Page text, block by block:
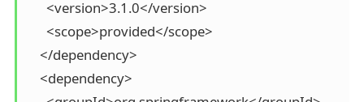
      <version>3.1.0</version>
      <scope>provided</scope>
    </dependency>
    <dependency>